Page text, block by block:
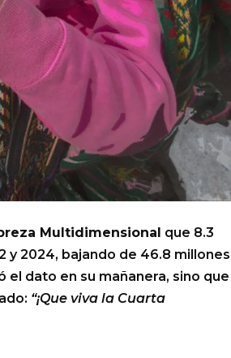
Multidimensional que 8.3
y 2024, bajando de 46.8 millones
el dato en su mañanera, sino que
“¡Que viva la Cuarta